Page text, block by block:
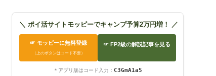
＼ ポイ活サイトモッピーでキャンプ予算2万円増！ ／
☞ モッピーに無料登録
（上のボタンはコード不要）
☞ FP2級の解説記事を見る
＊アプリ版はコード入力： C3GmA1a5